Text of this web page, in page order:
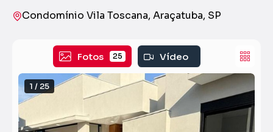
Condomínio Vila Toscana, Araçatuba, SP
Fotos 25 Vídeo
1 / 25